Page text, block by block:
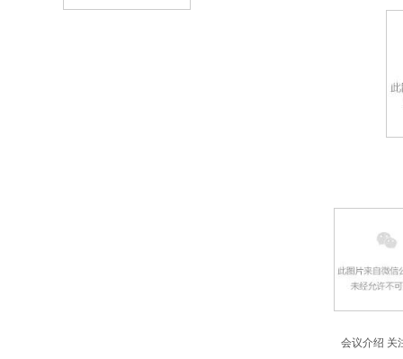
会议介绍 关